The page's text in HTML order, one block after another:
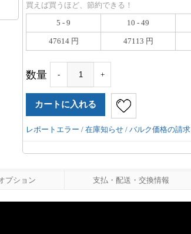
買えば買うほど、節約できる！
5 - 9
10 - 49
47614 円 47113 円
数量 - +
レポートエラー / 在庫知らせ / バルク価格の請求
プション 支払・配送・交換情報